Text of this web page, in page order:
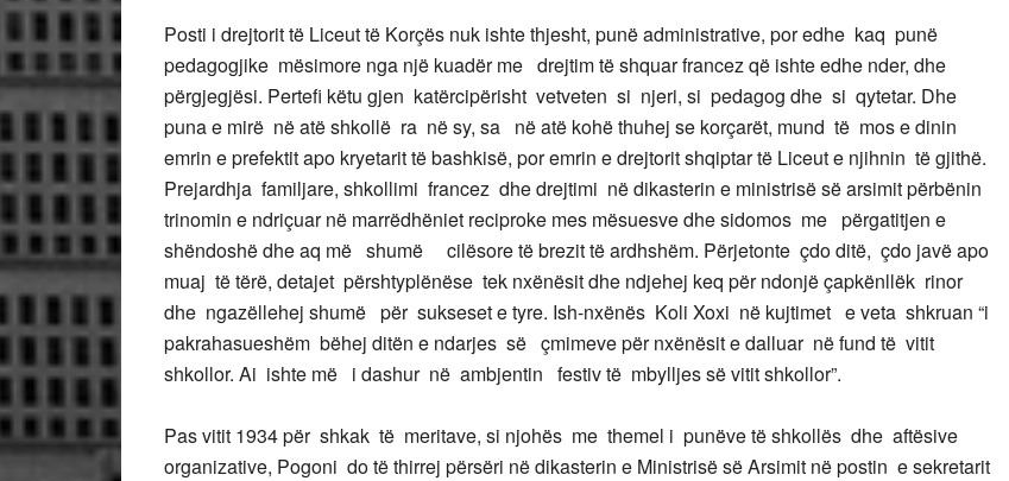
Posti i drejtorit të Liceut të Korçës nuk ishte thjesht, punë administrative, por edhe kaq punë
pedagogjike mësimore nga një kuadër me drejtim të shquar francez që ishte edhe nder, dhe
përgjegjësi. Pertefi këtu gjen katërcipërisht vetveten si njeri, si pedagog dhe si qytetar. Dhe
puna e mirë në atë shkollë ra në sy, sa në atë kohë thuhej se korçarët, mund të mos e dinin
emrin e prefektit apo kryetarit të bashkisë, por emrin e drejtorit shqiptar të Liceut e njihnin të gjithë.
Prejardhja familjare, shkollimi francez dhe drejtimi në dikasterin e ministrisë së arsimit përbënin
trinomin e ndriçuar në marrëdhëniet reciproke mes mësuesve dhe sidomos me përgatitjen e
shëndoshë dhe aq më shumë cilësore të brezit të ardhshëm. Përjetonte çdo ditë, çdo javë apo
muaj të tërë, detajet përshtyplënëse tek nxënësit dhe ndjehej keq për ndonjë çapkënllëk rinor
dhe ngazëllehej shumë për sukseset e tyre. Ish-nxënës Koli Xoxi në kujtimet e veta shkruan “i
pakrahasueshëm bëhej ditën e ndarjes së çmimeve për nxënësit e dalluar në fund të vitit
shkollor. Ai ishte më i dashur në ambjentin festiv të mbylljes së vitit shkollor”.
Pas vitit 1934 për shkak të meritave, si njohës me themel i punëve të shkollës dhe aftësive
organizative, Pogoni do të thirrej përsëri në dikasterin e Ministrisë së Arsimit në postin e sekretarit